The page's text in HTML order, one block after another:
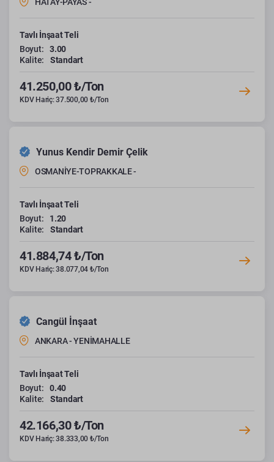
Tavlı İnşaat Teli
Boyut:
3.00
Kalite:
Standart
41.250,00 ₺/Ton
KDV Hariç: 37.500,00 ₺/Ton
Yunus Kendir Demir Çelik
OSMANİYE-TOPRAKKALE -
Tavlı İnşaat Teli
Boyut:
1.20
Kalite:
Standart
41.884,74 ₺/Ton
KDV Hariç: 38.077,04 ₺/Ton
Cangül İnşaat
ANKARA - YENİMAHALLE
Tavlı İnşaat Teli
Boyut:
0.40
Kalite:
Standart
42.166,30 ₺/Ton
KDV Hariç: 38.333,00 ₺/Ton